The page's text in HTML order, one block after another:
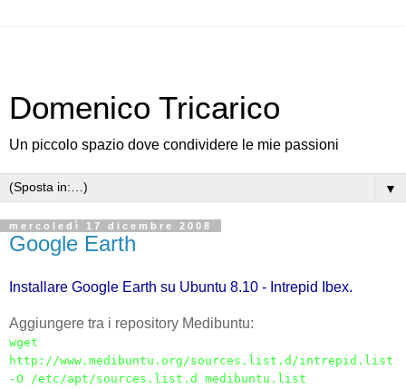
Domenico Tricarico
Un piccolo spazio dove condividere le mie passioni
▼
mercoledì 17 dicembre 2008
Google Earth
Installare Google Earth su Ubuntu 8.10 - Intrepid Ibex.
Aggiungere tra i repository Medibuntu:
wget
http://www.medibuntu.org/sources.list.d/intrepid.list
-O /etc/apt/sources.list.d medibuntu.list